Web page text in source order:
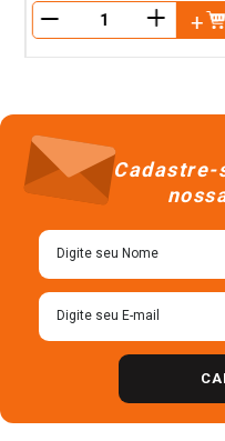
＋
Cadastre-